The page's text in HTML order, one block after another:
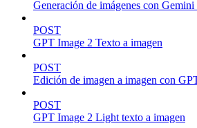
Generación de imágenes con Gemini
POST
GPT Image 2 Texto a imagen
POST
Edición de imagen a imagen con
POST
GPT Image 2 Light texto a imagen